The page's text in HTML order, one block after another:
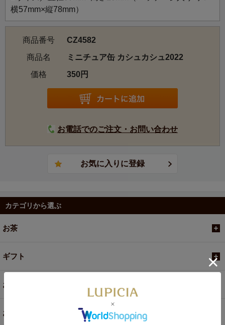
横57mm×縦78mm）
商品番号
CZ4582
商品名
ミニチュア缶 カシュカシュ2022
価格
350円
お電話でのご注文・お問い合わせ
カテゴリから選ぶ
お茶
ギフト
お菓子・食品・飲料
お買い得商品